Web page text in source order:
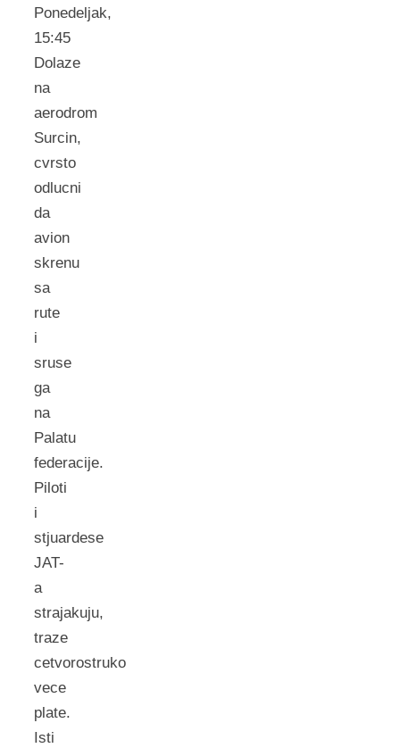
Ponedeljak,
15:45
Dolaze
na
aerodrom
Surcin,
cvrsto
odlucni
da
avion
skrenu
sa
rute
i
sruse
ga
na
Palatu
federacije.
Piloti
i
stjuardese
JAT-
a
strajakuju,
traze
cetvorostruko
vece
plate.
Isti